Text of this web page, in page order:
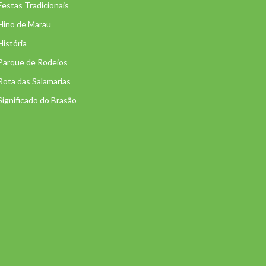
Tradicionais
de Marau
de Rodeios
das Salamarias
do Brasão